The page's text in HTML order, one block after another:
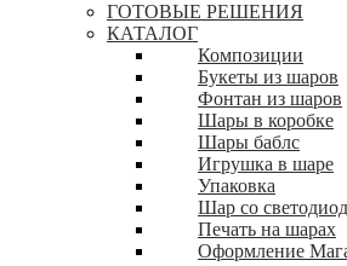
ГОТОВЫЕ РЕШЕНИЯ
КАТАЛОГ
Композиции
Букеты из шаров
Фонтан из шаров
Шары в коробке
Шары баблс
Игрушка в шаре
Упаковка
Шар со
Печать на шарах
Оформление